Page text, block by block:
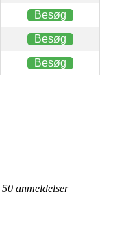
Besøg
Besøg
Besøg
50 anmeldelser